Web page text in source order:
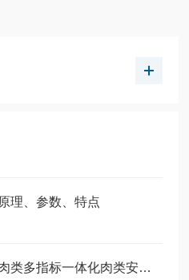
理、参数、特点
从牧场到餐桌的守护者：肉类多指标一体化肉类安全检测仪